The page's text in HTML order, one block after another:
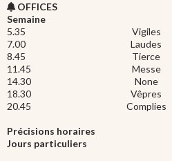
OFFICES
Semaine
5.35
Vigiles
7.00
Laudes
8.45
Tierce
11.45
Messe
14.30
None
18.30
Vêpres
20.45
Complies
Précisions horaires
Jours particuliers